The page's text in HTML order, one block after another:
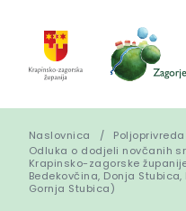
Naslovnica
Odluka o dodjeli novčanih
Krapinsko-zagorske
Bedekovčina, Donja
Gornja Stubica)